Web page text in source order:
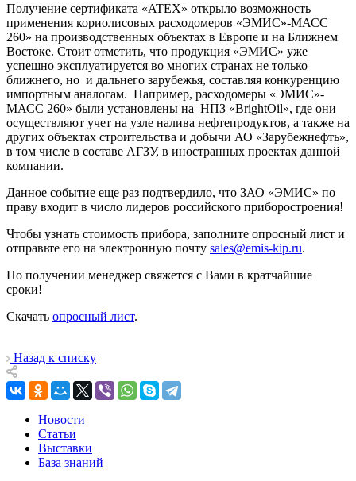
Получение сертификата «ATEX» открыло возможность
применения кориолисовых расходомеров «ЭМИС»-МАСС
260» на производственных объектах в Европе и на Ближнем
Востоке. Стоит отметить, что продукция «ЭМИС» уже
успешно эксплуатируется во многих странах не только
ближнего, но и дальнего зарубежья, составляя конкуренцию
импортным аналогам. Например, расходомеры «ЭМИС»-
МАСС 260» были установлены на НПЗ «BrightOil», где они
осуществляют учет на узле налива нефтепродуктов, а также на
других объектах строительства и добычи АО «Зарубежнефть»,
в том числе в составе АГЗУ, в иностранных проектах данной
компании.
Данное событие еще раз подтвердило, что ЗАО «ЭМИС» по
праву входит в число лидеров российского приборостроения!
Чтобы узнать стоимость прибора, заполните опросный лист и
отправьте его на электронную почту sales@emis-kip.ru.
По получении менеджер свяжется с Вами в кратчайшие
сроки!
Скачать опросный лист.
Назад к списку
Новости
Статьи
Выставки
База знаний